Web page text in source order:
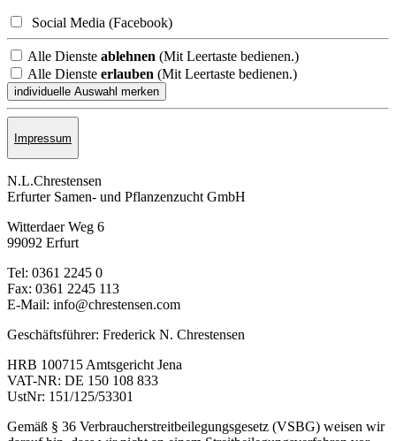
Social Media (Facebook)
Alle Dienste ablehnen (Mit Leertaste bedienen.)
Alle Dienste erlauben (Mit Leertaste bedienen.)
Impressum
N.L.Chrestensen
Erfurter Samen- und Pflanzen­zucht GmbH
Witterdaer Weg 6
99092 Erfurt
Tel: 0361 2245 0
Fax: 0361 2245 113
E-Mail: info@chrestensen.com
Geschäftsführer: Frederick N. Chrestensen
HRB 100715 Amtsgericht Jena
VAT-NR: DE 150 108 833
UstNr: 151/125/53301
Gemäß § 36 Verbraucherstreitbeilegungsgesetz (VSBG) weisen wir